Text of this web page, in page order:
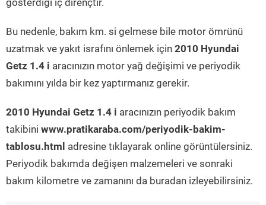
gösterdiği iç dirençtir.
Bu nedenle, bakım km. si gelmese bile motor ömrünü
uzatmak ve yakıt israfını önlemek için 2010 Hyundai
Getz 1.4 i aracınızın motor yağ değişimi ve periyodik
bakımını yılda bir kez yaptırmanız gerekir.
2010 Hyundai Getz 1.4 i aracınızın periyodik bakım
takibini www.pratikaraba.com/periyodik-bakim-
tablosu.html adresine tıklayarak online görüntülersiniz.
Periyodik bakımda değişen malzemeleri ve sonraki
bakım kilometre ve zamanını da buradan izleyebilirsiniz.